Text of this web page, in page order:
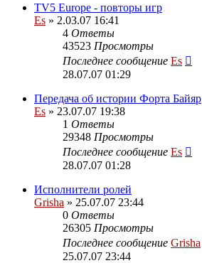
TV5 Europe - повторы игр
Es » 2.03.07 16:41
4 Ответы
43523 Просмотры
Последнее сообщение Es
28.07.07 01:29
Передача об истории Форта Байяр
Es » 23.07.07 19:38
1 Ответы
29348 Просмотры
Последнее сообщение Es
28.07.07 01:28
Исполнители ролей
Grisha » 25.07.07 23:44
0 Ответы
26305 Просмотры
Последнее сообщение Grisha
25.07.07 23:44